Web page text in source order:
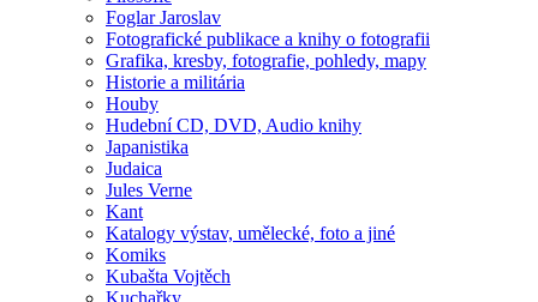
Foglar Jaroslav
Fotografické publikace a knihy o fotografii
Grafika, kresby, fotografie, pohledy, mapy
Historie a militária
Houby
Hudební CD, DVD, Audio knihy
Japanistika
Judaica
Jules Verne
Kant
Katalogy výstav, umělecké, foto a jiné
Komiks
Kubašta Vojtěch
Kuchařky